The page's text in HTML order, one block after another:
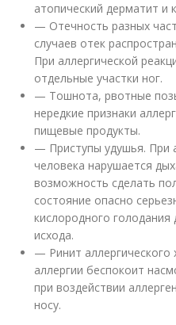
атопический дерматит и
— Отечность разных
случаев отек
При аллергической
отдельные участки ног.
— Тошнота, рвотные
нередкие признаки
пищевые продукты.
— Приступы удушья. При
человека нарушается
возможность сделать
состояние опасно
кислородного
исхода.
— Ринит аллергического
аллергии беспокоит
при воздействии
носу.